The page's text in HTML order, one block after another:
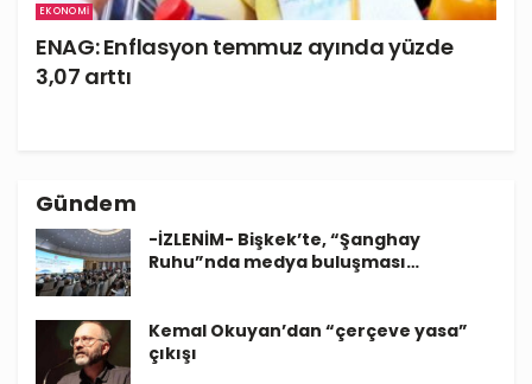
EKONOMI
ENAG: Enflasyon temmuz ayında yüzde
3,07 arttı
Gündem
-İZLENİM- Bişkek’te, “Şanghay
Ruhu”nda medya buluşması…
Kemal Okuyan’dan “çerçeve yasa”
çıkışı